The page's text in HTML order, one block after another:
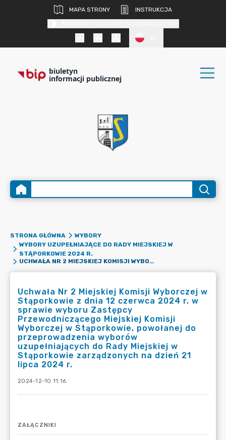
MAPA STRONY
INSTRUKCJA
biuletyn
informacji publicznej
STRONA GŁÓWNA
WYBORY
WYBORY UZUPEŁNIAJĄCE DO RADY MIEJSKIEJ W
STĄPORKOWIE 2024 R.
UCHWAŁA NR 2 MIEJSKIEJ KOMISJI WYBORCZEJ W STĄPORKOWIE Z DNIA 12 CZERWCA 2024 R. W SPRAWIE WYBORU ZASTĘPCY PRZEWODNICZĄCEGO MIEJSKIEJ KOMISJI WYBORCZEJ W STĄPORKOWIE, POWOŁANEJ DO PRZEPROWADZENIA WYBORÓW UZUPEŁNIAJĄCYCH DO RADY MIEJSKIEJ W STĄPORKOWIE ZARZĄDZONYCH NA DZIEŃ 21 LIPCA 2024 R.
Uchwała Nr 2 Miejskiej Komisji Wyborczej w
Stąporkowie z dnia 12 czerwca 2024 r. w
sprawie wyboru Zastępcy
Przewodniczącego Miejskiej Komisji
Wyborczej w Stąporkowie, powołanej do
przeprowadzenia wyborów
uzupełniających do Rady Miejskiej w
Stąporkowie zarządzonych na dzień 21
lipca 2024 r.
2024-12-10 11:16
ZAŁĄCZNIKI